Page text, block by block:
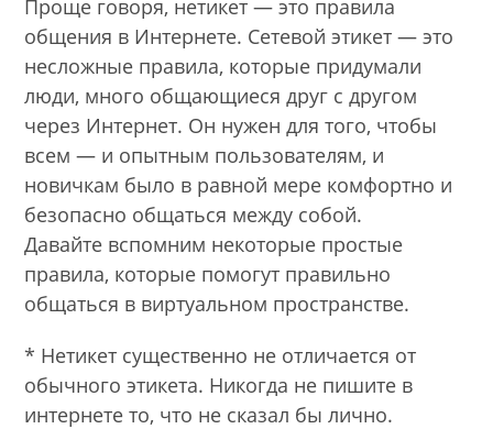
Проще говоря, нетикет — это правила
общения в Интернете. Сетевой этикет — это
несложные правила, которые придумали
люди, много общающиеся друг с другом
через Интернет. Он нужен для того, чтобы
всем — и опытным пользователям, и
новичкам было в равной мере комфортно и
безопасно общаться между собой.
Давайте вспомним некоторые простые
правила, которые помогут правильно
общаться в виртуальном пространстве.
* Нетикет существенно не отличается от
обычного этикета. Никогда не пишите в
интернете то, что не сказал бы лично.